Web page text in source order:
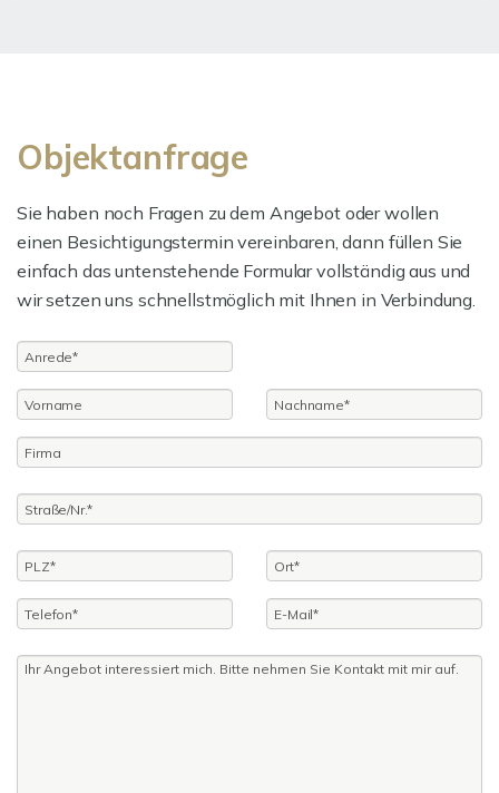
Objektanfrage
Sie haben noch Fragen zu dem Angebot oder wollen
einen Besichtigungstermin vereinbaren, dann füllen Sie
einfach das untenstehende Formular vollständig aus und
wir setzen uns schnellstmöglich mit Ihnen in Verbindung.